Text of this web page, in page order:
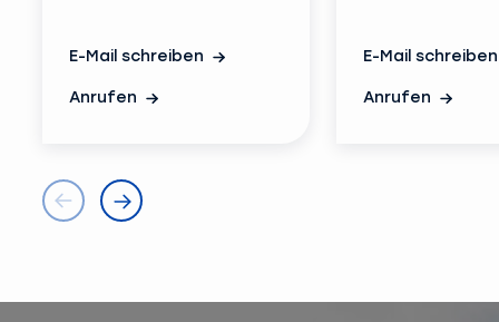
E-Mail schreiben
Anrufen
E-Mail schreiben
Anrufen